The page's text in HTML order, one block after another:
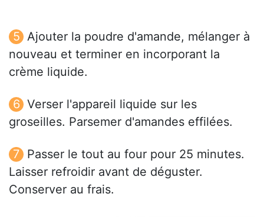
Ajouter la poudre d'amande, mélanger à
nouveau et terminer en incorporant la
crème liquide.
Verser l'appareil liquide sur les
groseilles. Parsemer d'amandes effilées.
Passer le tout au four pour 25 minutes.
Laisser refroidir avant de déguster.
Conserver au frais.